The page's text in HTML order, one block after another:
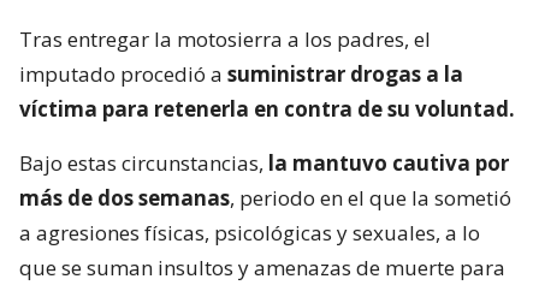
Tras entregar la motosierra a los padres, el
imputado procedió a suministrar drogas a la
víctima para retenerla en contra de su voluntad.
Bajo estas circunstancias, la mantuvo cautiva por
más de dos semanas, periodo en el que la sometió
a agresiones físicas, psicológicas y sexuales, a lo
que se suman insultos y amenazas de muerte para